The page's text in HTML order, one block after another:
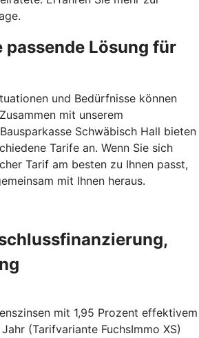
passende Lösung für
und Bedürfnisse können
mit unserem
Schwäbisch Hall bieten
Tarife an. Wenn Sie sich
Tarif am besten zu Ihnen passt,
mit Ihnen heraus.
mit 1,95 Prozent effektivem
(Tarifvariante FuchsImmo XS)